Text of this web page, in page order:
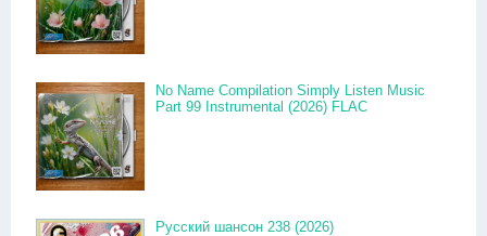
No Name Compilation Simply Listen Music
Part 99 Instrumental (2026) FLAC
Русский шансон 238 (2026)